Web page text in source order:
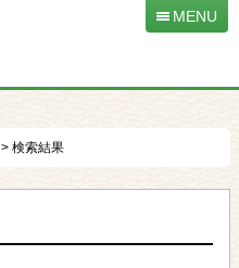
MENU
> 検索結果